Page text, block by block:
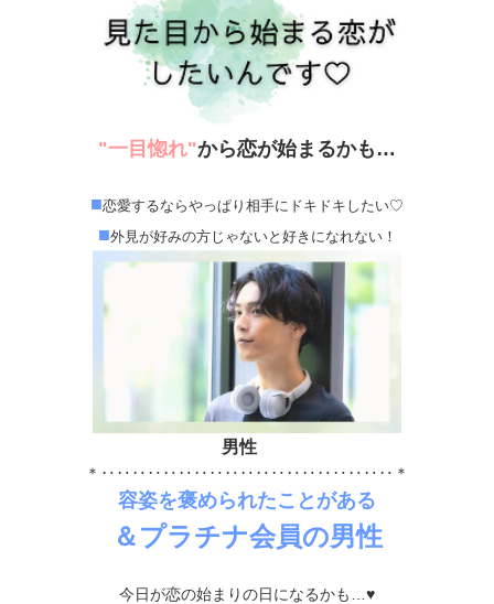
"一目惚れ"から恋が始まるかも…
■恋愛するならやっぱり相手にドキドキしたい♡
■外見が好みの方じゃないと好きになれない！
男性
＊‥‥‥‥‥‥‥‥‥‥‥‥‥‥‥‥‥‥‥＊
容姿を褒められたことがある
＆プラチナ会員の男性
今日が恋の始まりの日になるかも…♥